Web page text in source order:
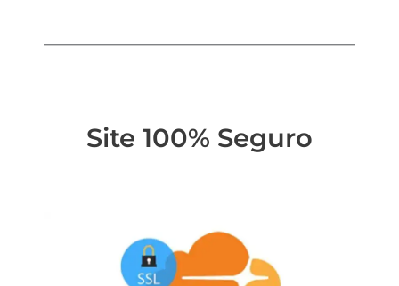
Site 100% Seguro